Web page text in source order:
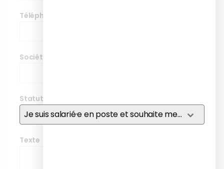
Téléphone
Société
Statut
Je suis salarié·e en poste et souhaite me former
Texte